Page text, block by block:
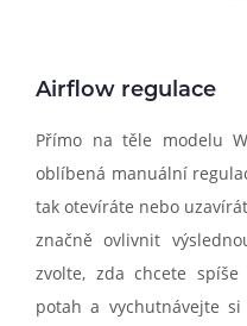
Airflow regulace
Přímo na těle modelu
oblíbená manuální
tak otevíráte nebo
značně ovlivnit
zvolte, zda chcete
potah a vychutnávejte